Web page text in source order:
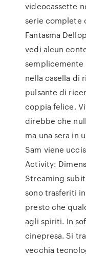
videocassette
serie complete
Fantasma
vedi alcun
nella casella di
pulsante di
coppia felice.
direbbe che
ma una sera in
Sam viene
Activity:
Streaming
sono trasferiti
presto che
agli spiriti. In
cinepresa. Si
vecchia